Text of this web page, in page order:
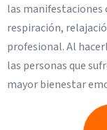
las manifestaciones
respiración,
profesional. Al
las personas que
mayor bienestar